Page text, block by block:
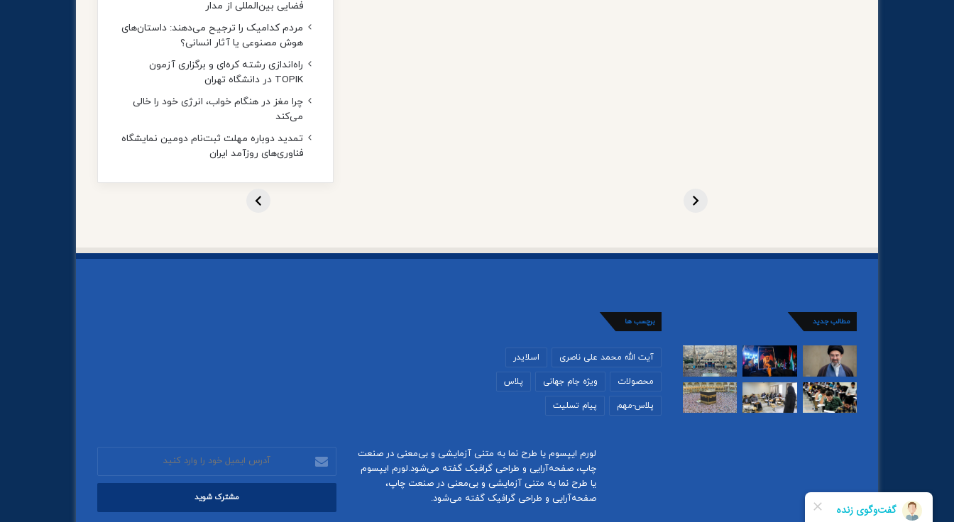
فضایی بین‌المللی از مدار
مردم کدامیک را ترجیح می‌دهند: داستان‌های
هوش مصنوعی یا آثار انسانی؟
راه‌اندازی رشته کره‌ای و برگزاری آزمون
TOPIK در دانشگاه تهران
چرا مغز در هنگام خواب، انرژی خود را خالی
می‌کند
تمدید دوباره مهلت ثبت‌نام دومین نمایشگاه
فناوری‌های روزآمد ایران
مطالب جدید برچسب ها
آیت الله محمد علی ناصری اسلایدر
محصولات ویژه جام جهانی پلاس
پلاس-مهم پیام تسلیت
لورم ایپسوم یا طرح‌ نما به متنی آزمایشی و بی‌معنی در صنعت
چاپ، صفحه‌آرایی و طراحی گرافیک گفته می‌شود.لورم ایپسوم
یا طرح‌ نما به متنی آزمایشی و بی‌معنی در صنعت چاپ،
صفحه‌آرایی و طراحی گرافیک گفته می‌شود.
ایمیل
خود
وارد